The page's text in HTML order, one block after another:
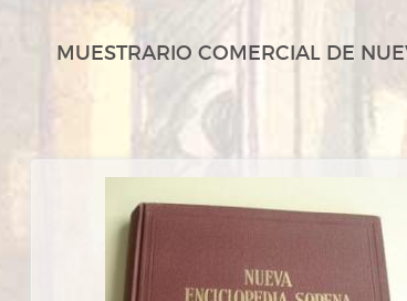
MUESTRARIO COMERCIAL DE